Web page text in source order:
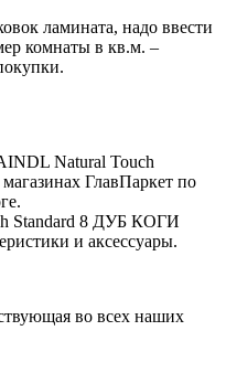
ламината, надо ввести
комнаты в кв.м. –
Natural Touch
ГлавПаркет по
Standard 8 ДУБ КОГИ
и аксессуары.
во всех наших